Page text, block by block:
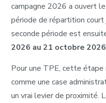
campagne 2026 a ouvert le
période de répartition court
seconde période est
2026 au 21 octobre
Pour une TPE, cette
comme une case
un vrai levier de proximité.